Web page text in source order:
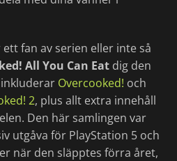
fan av serien eller inte så
All You Can Eat dig den
Overcooked! och
2, plus allt extra innehåll
Den här samlingen var
utgåva för PlayStation 5 och
när den släpptes förra året,